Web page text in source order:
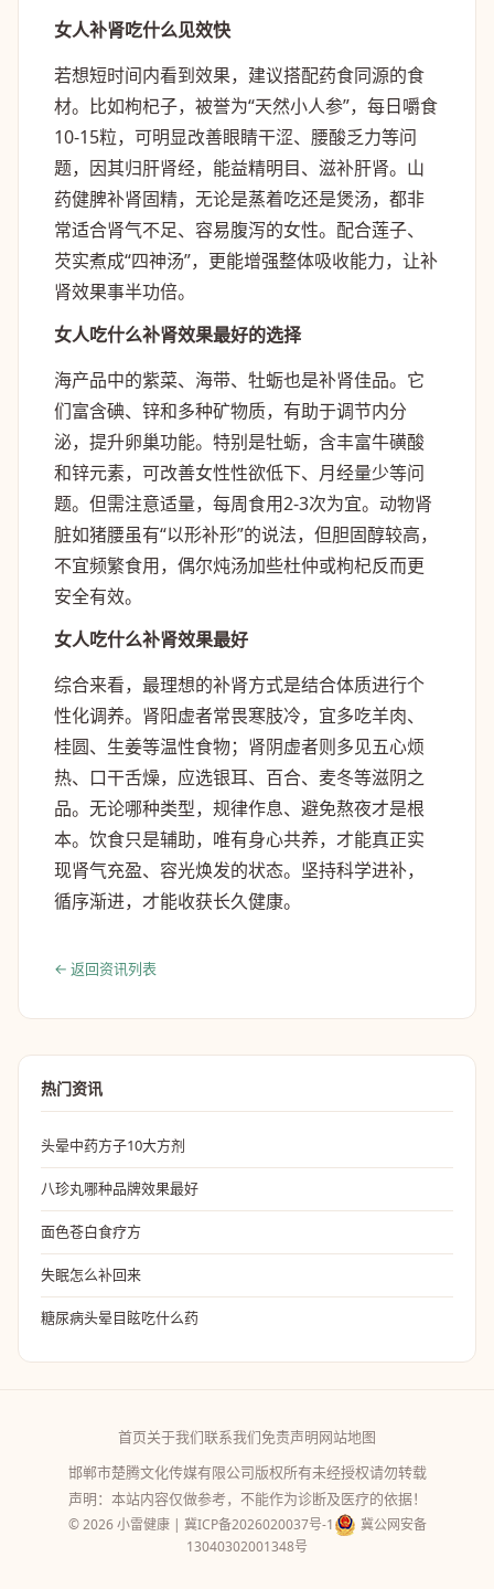
女人补肾吃什么见效快
若想短时间内看到效果，建议搭配药食同源的食
材。比如枸杞子，被誉为“天然小人参”，每日嚼食
10-15粒，可明显改善眼睛干涩、腰酸乏力等问
题，因其归肝肾经，能益精明目、滋补肝肾。山
药健脾补肾固精，无论是蒸着吃还是煲汤，都非
常适合肾气不足、容易腹泻的女性。配合莲子、
芡实煮成“四神汤”，更能增强整体吸收能力，让补
肾效果事半功倍。
女人吃什么补肾效果最好的选择
海产品中的紫菜、海带、牡蛎也是补肾佳品。它
们富含碘、锌和多种矿物质，有助于调节内分
泌，提升卵巢功能。特别是牡蛎，含丰富牛磺酸
和锌元素，可改善女性性欲低下、月经量少等问
题。但需注意适量，每周食用2-3次为宜。动物肾
脏如猪腰虽有“以形补形”的说法，但胆固醇较高，
不宜频繁食用，偶尔炖汤加些杜仲或枸杞反而更
安全有效。
女人吃什么补肾效果最好
综合来看，最理想的补肾方式是结合体质进行个
性化调养。肾阳虚者常畏寒肢冷，宜多吃羊肉、
桂圆、生姜等温性食物；肾阴虚者则多见五心烦
热、口干舌燥，应选银耳、百合、麦冬等滋阴之
品。无论哪种类型，规律作息、避免熬夜才是根
本。饮食只是辅助，唯有身心共养，才能真正实
现肾气充盈、容光焕发的状态。坚持科学进补，
循序渐进，才能收获长久健康。
← 返回资讯列表
热门资讯
头晕中药方子10大方剂
八珍丸哪种品牌效果最好
面色苍白食疗方
失眠怎么补回来
糖尿病头晕目眩吃什么药
首页关于我们联系我们免责声明网站地图
邯郸市楚腾文化传媒有限公司版权所有未经授权请勿转载
声明：本站内容仅做参考，不能作为诊断及医疗的依据！
© 2026 小雷健康 | 冀ICP备2026020037号-1
冀公网安备
13040302001348号